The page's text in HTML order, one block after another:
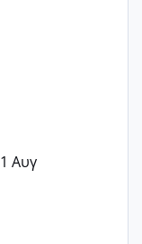
1 Αυγ